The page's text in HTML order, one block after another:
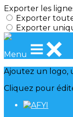
Exporter les
Exporter
Exporter
Menu
Ajoutez un logo,
Cliquez pour